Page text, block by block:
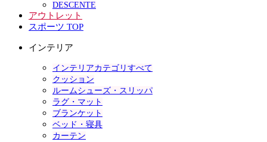
DESCENTE
アウトレット
スポーツ TOP
インテリア
インテリアカテゴリすべて
クッション
ルームシューズ・スリッパ
ラグ・マット
ブランケット
ベッド・寝具
カーテン